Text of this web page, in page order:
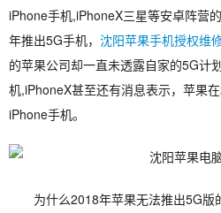
iPhone手机,iPhoneX三星等安卓阵营
年推出5G手机， 沈阳苹果手机授权维
的苹果公司却一直未透露自家的5G计
机,iPhoneX甚至还有消息表示，苹果
iPhone手机。
为什么2018年苹果无法推出5G版